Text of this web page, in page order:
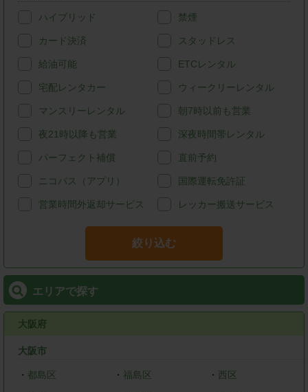
ハイブリッド 禁煙
カード決済 スタッドレス
給油可能 ETCレンタル
宅配レンタカー ウィークリーレンタル
マンスリーレンタル 朝7時以前も営業
夜21時以降も営業 深夜時間帯レンタル
パーフェクト補償 直前予約
ニコパス（アプリ） 国際運転免許証
営業時間外返却サービス レッカー搬送サービス
絞り込む
エリアで探す
大阪府
大阪市
・ 都島区 ・ 福島区 ・ 西区